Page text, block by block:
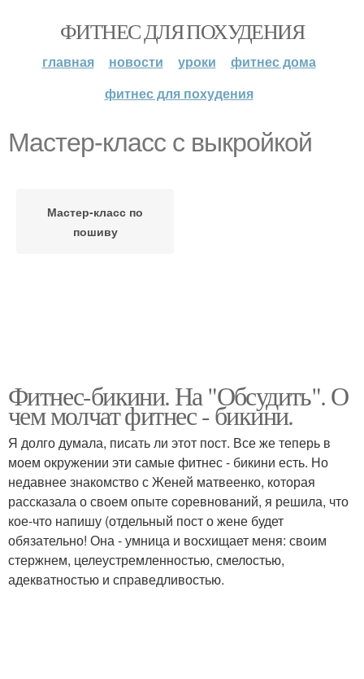
ФИТНЕС ДЛЯ ПОХУДЕНИЯ
главная новости уроки
фитнес дома
фитнес для похудения
Мастер-класс с выкройкой
Мастер-класс по
пошиву
Фитнес-бикини. На "Обсудить". О
чем молчат фитнес - бикини.
Я долго думала, писать ли этот пост. Все же теперь в
моем окружении эти самые фитнес - бикини есть. Но
недавнее знакомство с Женей матвеенко, которая
рассказала о своем опыте соревнований, я решила, что
кое-что напишу (отдельный пост о жене будет
обязательно! Она - умница и восхищает меня: своим
стержнем, целеустремленностью, смелостью,
адекватностью и справедливостью.